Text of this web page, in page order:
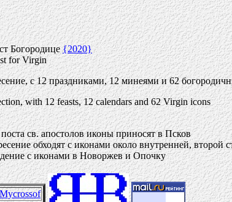
Богородице{2020}
for Virgin
с 12 праздниками, 12 минеями и 62
with 12 feasts, 12 calendars and 62 Virgin icons
св. апостолов иконы приносят в Псков
обходят с иконами около внутренней, второй
с иконами в Новоржев и Опочку
Mycrossof